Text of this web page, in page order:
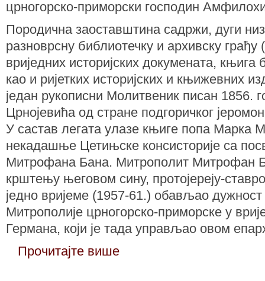
црногорско-приморски господин
Породична заоставштина садржи, дуги
разноврсну библиотечку и архивску
вриједних историјских докумената, књига
као и ријетких историјских и књижевних
један рукописни Молитвеник писан 1856.
Црнојевића од стране подгоричког
У састав легата улазе књиге попа Марка
некадашње Цетињске консисторије са
Митрофана Бана. Митрополит Митрофан
крштењу његовом сину, протојереју-
једно вријеме (1957-61.) обављао дужност
Митрополије црногорско-приморске у
Германа, који је тада управљао овом
Прочитајте више